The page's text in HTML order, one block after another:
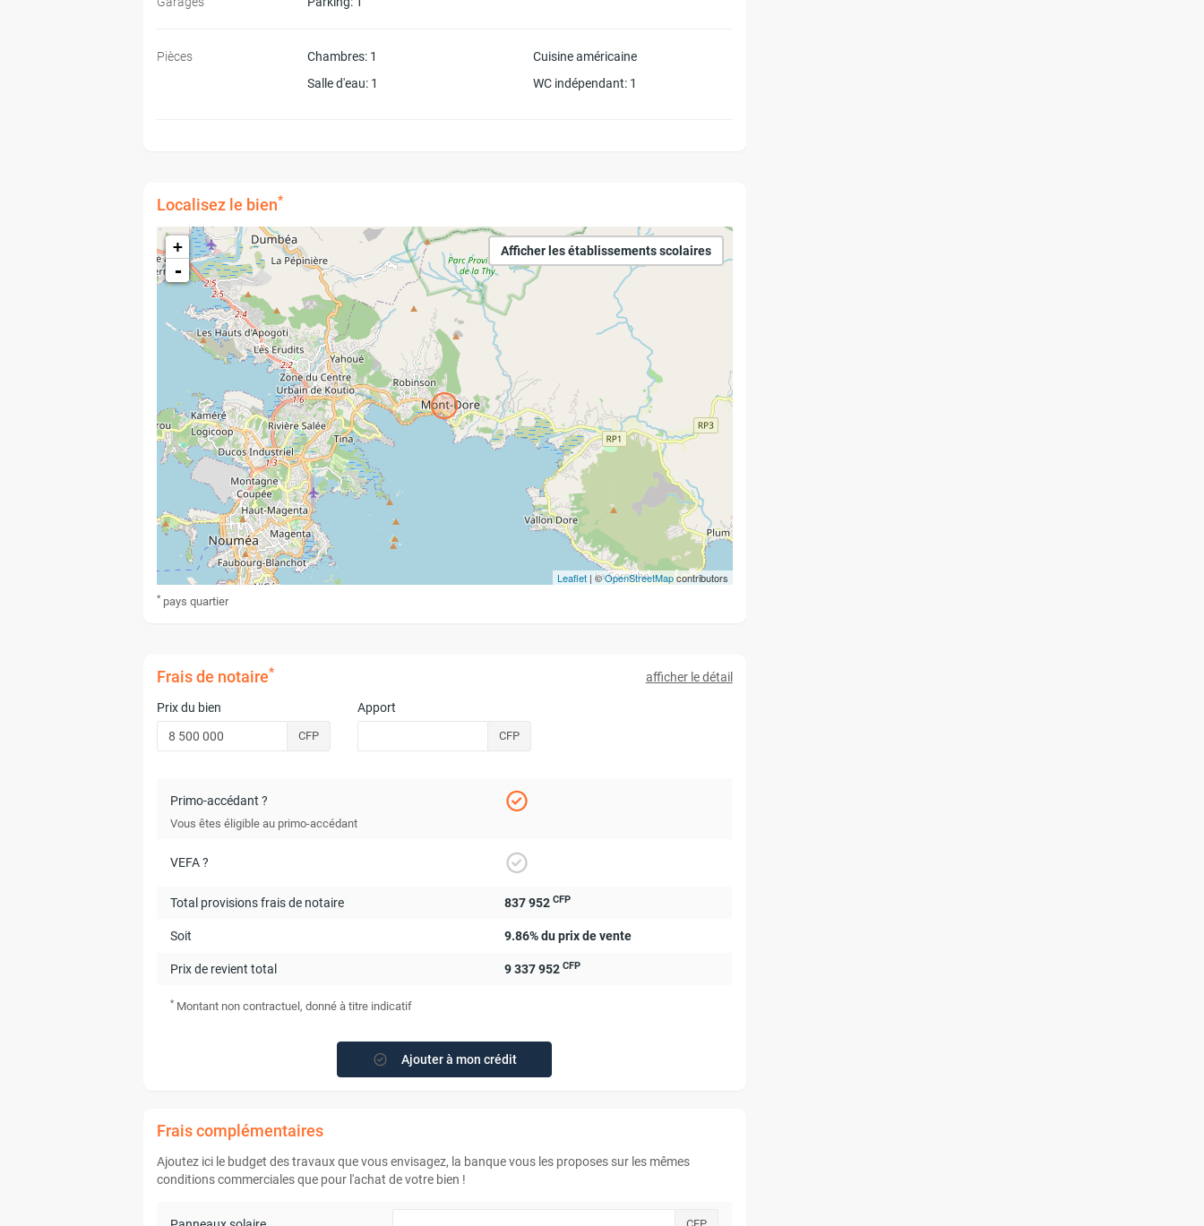
Pièces Chambres: 1
Cuisine américaine
Salle d'eau: 1 WC indépendant: 1
Localisez le bien*
Afficher les établissements scolaires
+
-
Leaflet| ©OpenStreetMapcontributors
* pays quartier
Frais de notaire* afficher le détail
Prix du bien
CFP
Apport
CFP
Primo-accédant ?
Vous êtes éligible au primo-accédant
VEFA ?
Total provisions frais de notaire 837 952 CFP
Soit 9.86% du prix de vente
Prix de revient total 9 337 952 CFP
* Montant non contractuel, donné à titre indicatif
Ajouter à mon crédit
Frais complémentaires
Ajoutez ici le budget des travaux que vous envisagez, la banque vous les proposes sur les mêmes
conditions commerciales que pour l'achat de votre bien !